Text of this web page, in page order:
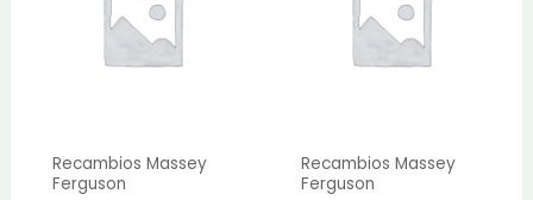
Recambios Massey
Ferguson
Recambios Massey
Ferguson